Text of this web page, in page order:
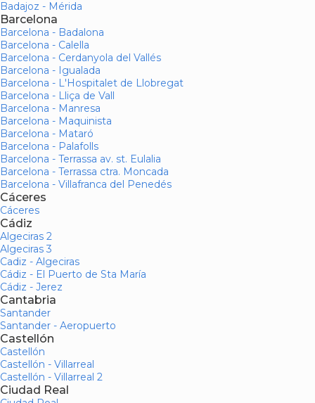
Badajoz - Mérida
Barcelona
Barcelona - Badalona
Barcelona - Calella
Barcelona - Cerdanyola del Vallés
Barcelona - Igualada
Barcelona - L'Hospitalet de Llobregat
Barcelona - Lliça de Vall
Barcelona - Manresa
Barcelona - Maquinista
Barcelona - Mataró
Barcelona - Palafolls
Barcelona - Terrassa av. st. Eulalia
Barcelona - Terrassa ctra. Moncada
Barcelona - Villafranca del Penedés
Cáceres
Cáceres
Cádiz
Algeciras 2
Algeciras 3
Cadiz - Algeciras
Cádiz - El Puerto de Sta María
Cádiz - Jerez
Cantabria
Santander
Santander - Aeropuerto
Castellón
Castellón
Castellón - Villarreal
Castellón - Villarreal 2
Ciudad Real